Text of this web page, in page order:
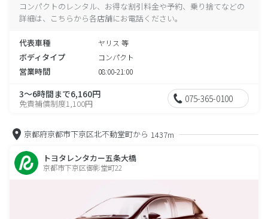
コンパクトのレンタル、お得な割引料金や予約、乗り捨てなどの
詳細は、こちらから各店舗にお電話ください。
代表車種 ヤリス 等
ボディタイプ コンパクト
営業時間 08:00-21:00
3～6時間まで6,160円
免責補償制度1,100円 075-365-0100
京都府京都市下京区北不動堂町から 1437m
トヨタレンタカー五条大橋
京都市下京区御影堂町22